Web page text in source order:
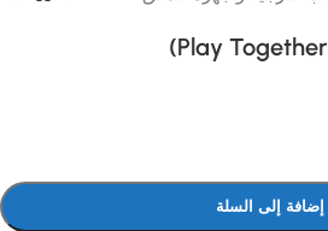
إضافة إلى السلة